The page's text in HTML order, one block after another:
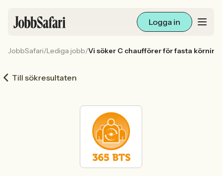
Logga in
Arbetsliv och karriär
För arbetsgivare
Sök med AI
JobbSafari/Lediga jobb/Vi söker C chaufförer för fasta
Till sökresultaten